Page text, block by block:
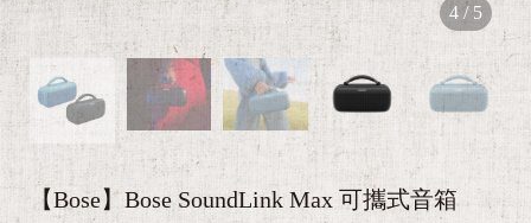
4 / 5
【Bose】Bose SoundLink Max 可攜式音箱